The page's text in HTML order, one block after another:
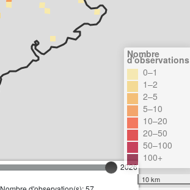
2026
Nombre
d'observations
0–1
1–2
2–5
5–10
10–20
20–50
50–100
100+
10 km